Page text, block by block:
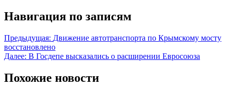
Навигация по записям
Предыдущая: Движение автотранспорта по Крымскому мосту
восстановлено
Далее: В Госдепе высказались о расширении Евросоюза
Похожие новости